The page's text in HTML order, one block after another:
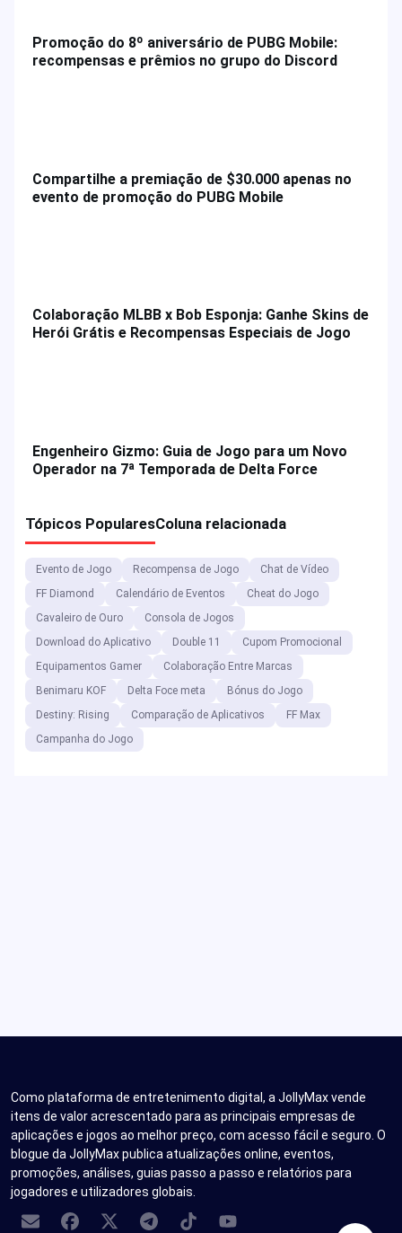
Promoção do 8º aniversário de PUBG Mobile:
recompensas e prêmios no grupo do Discord
Compartilhe a premiação de $30.000 apenas no
evento de promoção do PUBG Mobile
Colaboração MLBB x Bob Esponja: Ganhe Skins de
Herói Grátis e Recompensas Especiais de Jogo
Engenheiro Gizmo: Guia de Jogo para um Novo
Operador na 7ª Temporada de Delta Force
Tópicos PopularesColuna relacionada
Evento de Jogo Recompensa de Jogo
Chat de Vídeo
FF Diamond
Calendário de Eventos
Cheat do Jogo
Cavaleiro de Ouro
Consola de Jogos
Download do Aplicativo
Double 11
Cupom Promocional
Equipamentos Gamer
Colaboração Entre Marcas
Benimaru KOF
Delta Foce meta
Bónus do Jogo
Destiny: Rising
Comparação de Aplicativos
FF Max
Campanha do Jogo
Como plataforma de entretenimento digital, a JollyMax vende
itens de valor acrescentado para as principais empresas de
aplicações e jogos ao melhor preço, com acesso fácil e seguro. O
blogue da JollyMax publica atualizações online, eventos,
promoções, análises, guias passo a passo e relatórios para
jogadores e utilizadores globais.